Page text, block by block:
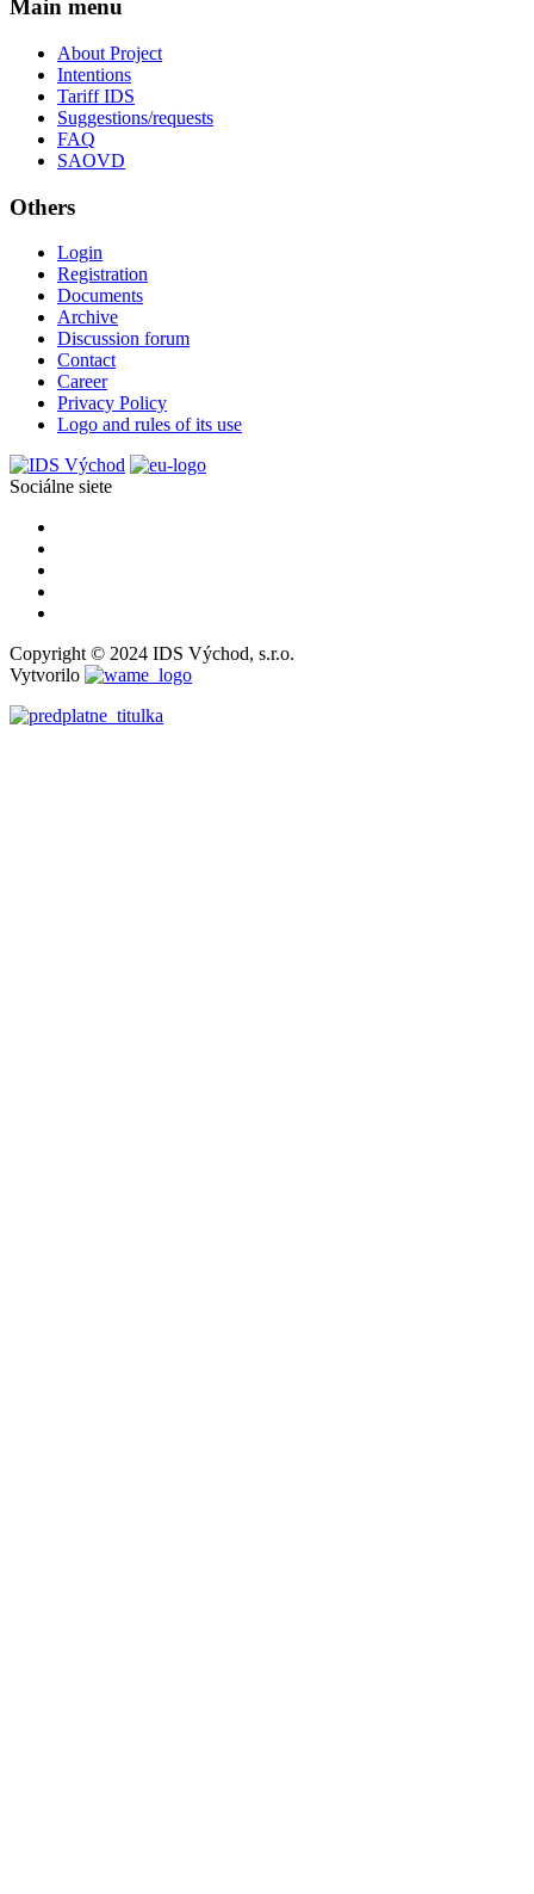
Main menu
About Project
Intentions
Tariff IDS
Suggestions/requests
FAQ
SAOVD
Others
Login
Registration
Documents
Archive
Discussion forum
Contact
Career
Privacy Policy
Logo and rules of its use
Sociálne siete
Copyright © 2024 IDS Východ, s.r.o.
Vytvorilo